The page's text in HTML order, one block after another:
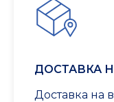
ДОСТАВКА
Доставка на